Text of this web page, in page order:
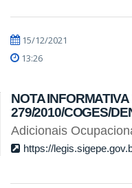
15/12/2021
13:26
NOTA INFORMATIVA
279/2010/COGES/
Adicionais
https://